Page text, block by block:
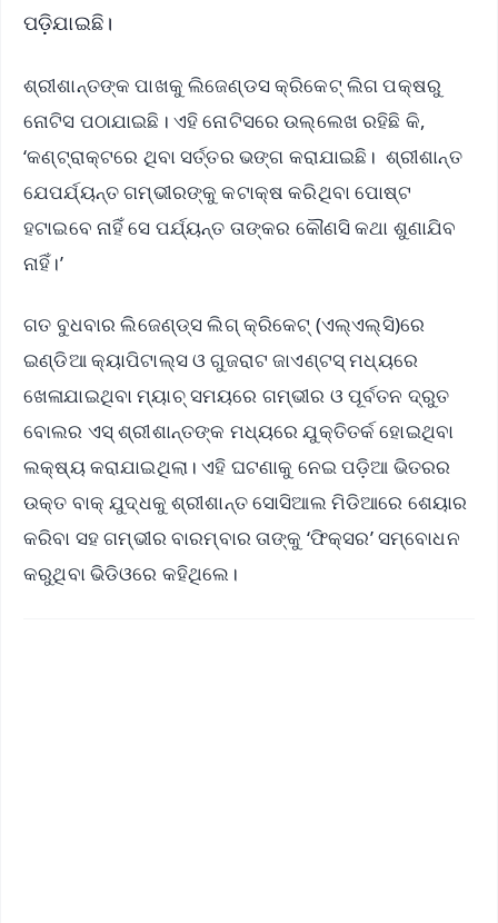
ପଡ଼ିଯାଇଛି।
ଶ୍ରୀଶାନ୍ତଙ୍କ ପାଖକୁ ଲିଜେଣ୍ଡସ କ୍ରିକେଟ୍‌ ଲିଗ ପକ୍ଷରୁ
ନୋଟିସ ପଠାଯାଇଛି। ଏହି ନୋଟିସରେ ଉଲ୍ଲେଖ ରହିଛି କି,
‘କଣ୍ଟ୍ରାକ୍ଟରେ ଥିବା ସର୍ତ୍ତର ଭଙ୍ଗ କରାଯାଇଛି। ଶ୍ରୀଶାନ୍ତ
ଯେପର୍ଯ୍ୟନ୍ତ ଗମ୍ଭୀରଙ୍କୁ କଟାକ୍ଷ କରିଥିବା ପୋଷ୍ଟ
ହଟାଇବେ ନାହିଁ ସେ ପର୍ଯ୍ୟନ୍ତ ତାଙ୍କର କୌଣସି କଥା ଶୁଣାଯିବ
ନାହିଁ।’
ଗତ ବୁଧବାର ଲିଜେଣ୍ଡ୍‌ସ ଲିଗ୍‌ କ୍ରିକେଟ୍‌ (ଏଲ୍‌ଏଲ୍‌ସି)ରେ
ଇଣ୍ଡିଆ କ୍ୟାପିଟାଲ୍ସ ଓ ଗୁଜରାଟ ଜାଏଣ୍ଟସ୍‌ ମଧ୍ୟରେ
ଖେଳାଯାଇଥିବା ମ୍ୟାଚ୍‌ ସମୟରେ ଗମ୍ଭୀର ଓ ପୂର୍ବତନ ଦ୍ରୁତ
ବୋଲର ଏସ୍‌ ଶ୍ରୀଶାନ୍ତଙ୍କ ମଧ୍ୟରେ ଯୁକ୍ତିତର୍କ ହୋଇଥିବା
ଲକ୍ଷ୍ୟ କରାଯାଇଥିଲା। ଏହି ଘଟଣାକୁ ନେଇ ପଡ଼ିଆ ଭିତରର
ଉକ୍ତ ବାକ୍‌ ଯୁଦ୍ଧକୁ ଶ୍ରୀଶାନ୍ତ ସୋସିଆଲ ମିଡିଆରେ ଶେୟାର
କରିବା ସହ ଗମ୍ଭୀର ବାରମ୍ବାର ତାଙ୍କୁ ‘ଫିକ୍ସର’ ସମ୍ବୋଧନ
କରୁଥିବା ଭିଡିଓରେ କହିଥିଲେ।